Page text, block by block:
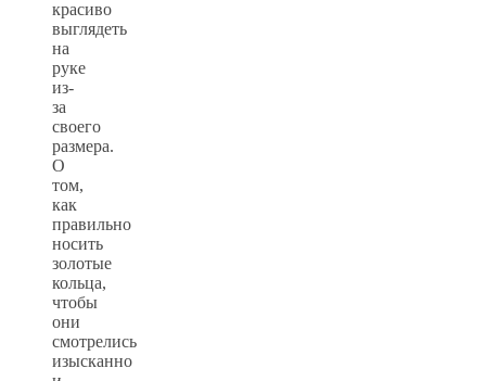
красиво
выглядеть
на
руке
из-
за
своего
размера.
О
том,
как
правильно
носить
золотые
кольца,
чтобы
они
смотрелись
изысканно